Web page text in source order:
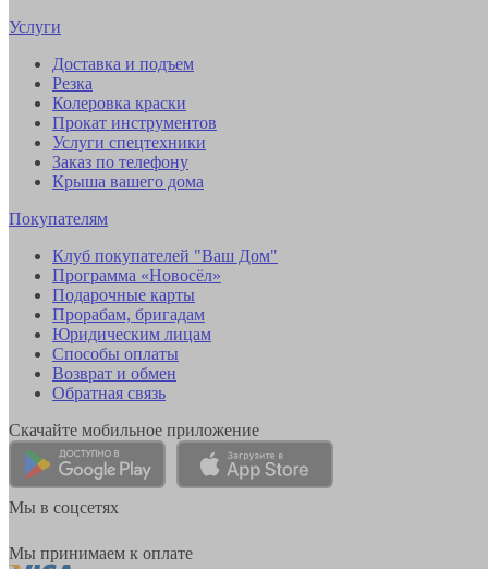
Услуги
Доставка и подъем
Резка
Колеровка краски
Прокат инструментов
Услуги спецтехники
Заказ по телефону
Крыша вашего дома
Покупателям
Клуб покупателей "Ваш Дом"
Программа «Новосёл»
Подарочные карты
Прорабам, бригадам
Юридическим лицам
Способы оплаты
Возврат и обмен
Обратная связь
Скачайте мобильное приложение
Мы в соцсетях
Мы принимаем к оплате